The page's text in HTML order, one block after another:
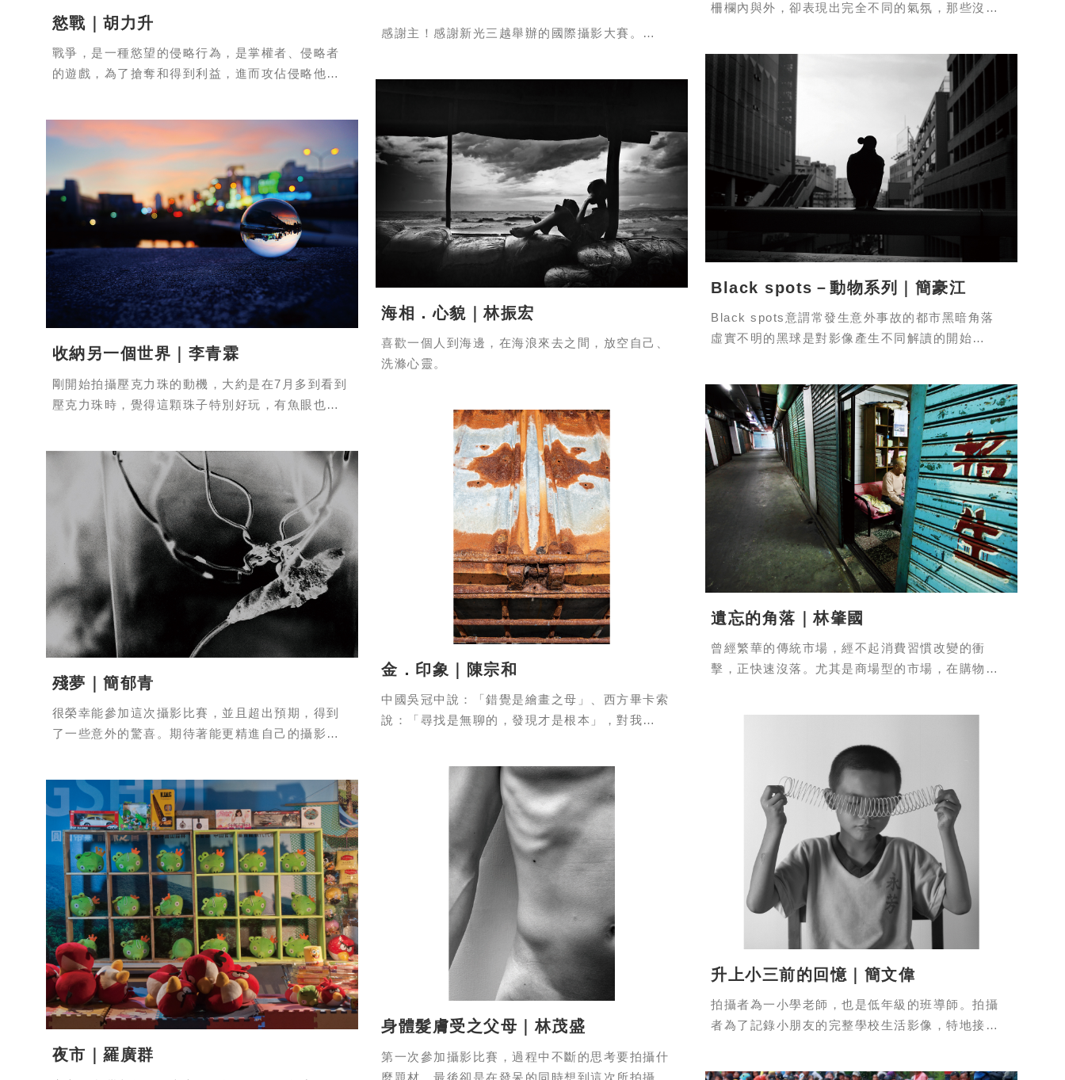
感謝主！感謝新光三越舉辦的國際攝影大賽。
Mitsukoshi for holding this international photo-
taking contest.
Human desire is endless. And at that same
time of chasing the things we want, we pollute
and destroy the environment. I hope my photos
may inspire us all to reduce our desires for
helping to cut back the pollution.
■ 攝影心得 Experience：
自從車禍後，才開始接觸攝影，到達非常喜愛的程
度，有時都不知道自己為什麼要這麼累，但是看到
我會繼續努力，持續參加新光三越的比賽，朝向專
業攝影的領域。
I get into photography having a car accident.
And now I absolutely love it. Sometimes I do
wonder why I spend so much time and effort
into taking photos. However, at the moment I
see the outcomes, and find that they convey
my thoughts and ideas exactly, it is worth all
I would like to thank my friends for their
pictures and participating in the Shin Kong
Mitsukoshi Photo-taking Contest and pursue
this love for photography as a profession.
柵欄內與外，卻表現出完全不同的氣氛，那些沒辦
慾戰｜胡力升
戰爭，是一種慾望的侵略行為，是掌權者、侵略者
的遊戲，為了搶奪和得到利益，進而攻佔侵略他人
Black spots－動物系列｜簡豪江
Black spots意謂常發生意外事故的都市黑暗角落
虛實不明的黑球是對影像產生不同解讀的開始
海相．心貌｜林振宏
喜歡一個人到海邊，在海浪來去之間，放空自己、
洗滌心靈。
收納另一個世界｜李青霖
剛開始拍攝壓克力珠的動機，大約是在7月多到看到
壓克力珠時，覺得這顆珠子特別好玩，有魚眼也有
遺忘的角落｜林肇國
曾經繁華的傳統市場，經不起消費習慣改變的衝
擊，正快速沒落。尤其是商場型的市場，在購物環
金．印象｜陳宗和
中國吳冠中說：「錯覺是繪畫之母」、西方畢卡索
說：「尋找是無聊的，發現才是根本」，對我
殘夢｜簡郁青
很榮幸能參加這次攝影比賽，並且超出預期，得到
了一些意外的驚喜。期待著能更精進自己的攝影技
升上小三前的回憶｜簡文偉
拍攝者為一小學老師，也是低年級的班導師。拍攝
者為了記錄小朋友的完整學校生活影像，特地接了
身體髮膚受之父母｜林茂盛
第一次參加攝影比賽，過程中不斷的思考要拍攝什
麼題材，最後卻是在發呆的同時想到這次所拍攝的
夜市｜羅廣群